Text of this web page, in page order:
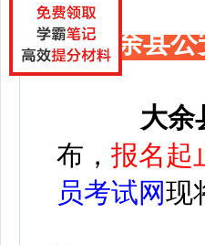
大余县
大余
布， 报名起
员考试网现